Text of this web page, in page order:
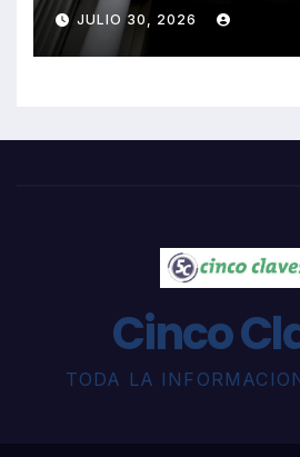
JULIO 30, 2026
Cinco
TODA LA